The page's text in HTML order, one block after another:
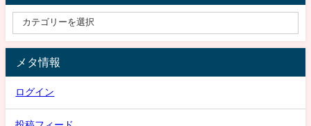
メタ情報
ログイン